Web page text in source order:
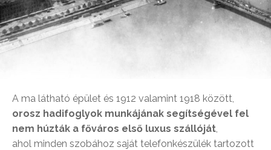
A ma látható épület és 1912 valamint 1918 között,
orosz hadifoglyok munkájának segítségével fel
nem húzták a főváros első luxus szállóját
ahol minden szobához saját telefonkészülék tartozott